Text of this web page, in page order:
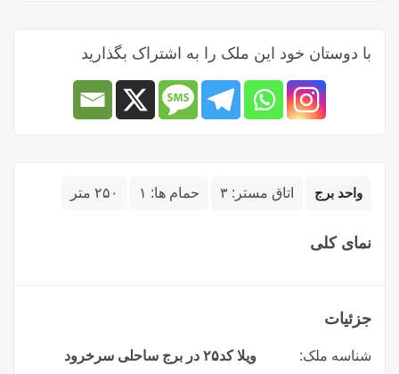
واحد برج اتاق مستر: ۳ حمام ها: ۱ ۲۵۰ متر
نمای کلی
جزئیات
شناسه ملک: ویلا کد۲۵ در برج ساحلی سرخرود
با دوستان خود این ملک را به اشتراک بگذارید